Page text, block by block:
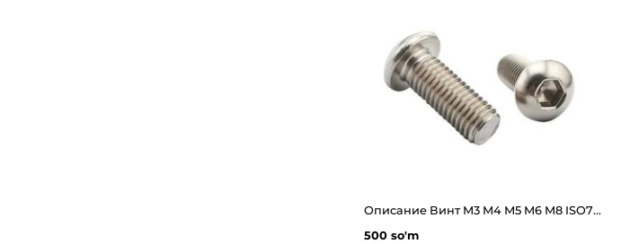
Описание Винт М3 М4 М5 М6 М8 ISO7380 с полукруглой головкой и внутренним шестигранником
500 so'm